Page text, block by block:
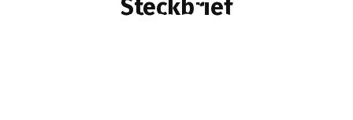
Steckbrief